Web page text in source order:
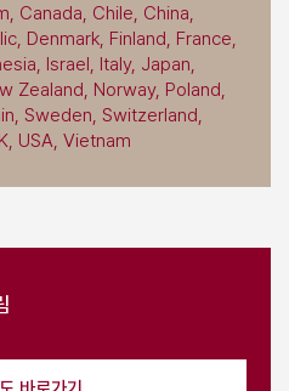
Canada, Chile, China,
Denmark, Finland, France,
Israel, Italy, Japan,
Zealand, Norway, Poland,
Sweden, Switzerland,
USA, Vietnam